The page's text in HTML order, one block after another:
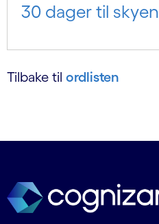
30 dager til skyen
Tilbake til ordlisten